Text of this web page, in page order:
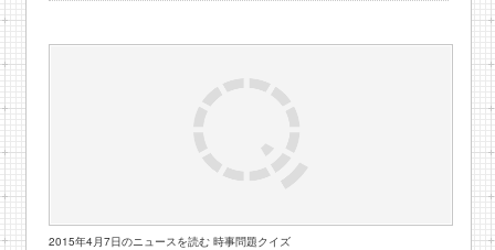
2015年4月7日のニュースを読む 時事問題クイズ